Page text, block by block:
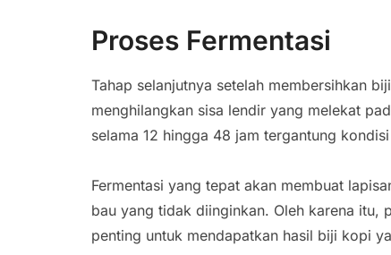
Proses Fermentasi
Tahap selanjutnya setelah membersihkan
menghilangkan sisa lendir yang melekat
selama 12 hingga 48 jam tergantung
Fermentasi yang tepat akan membuat
bau yang tidak diinginkan. Oleh karena itu,
penting untuk mendapatkan hasil biji kopi